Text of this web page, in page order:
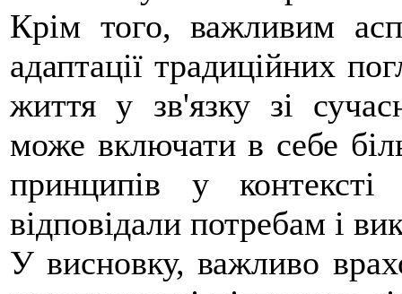
Крім того, важливим
адаптації традиційних
життя у зв'язку зі
може включати в себе
принципів у
відповідали потребам і
У висновку, важливо